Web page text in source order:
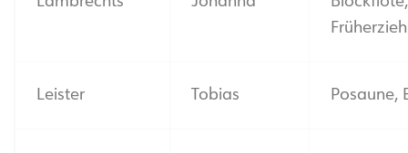
Leister Tobias Posaune,